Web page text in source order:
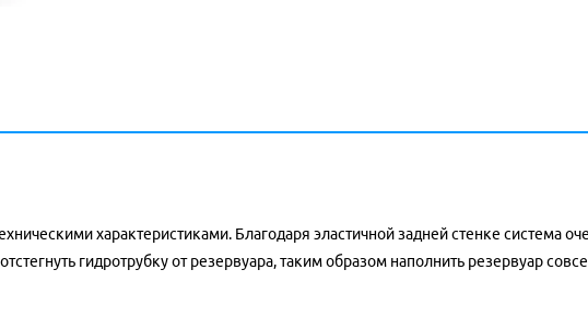
характеристиками. Благодаря эластичной задней стенке система
гидротрубку от резервуара, таким образом наполнить резервуар